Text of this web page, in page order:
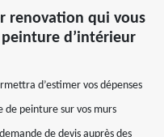
renovation qui vous
d’intérieur
d’estimer vos dépenses
de peinture sur vos murs
de devis auprès des